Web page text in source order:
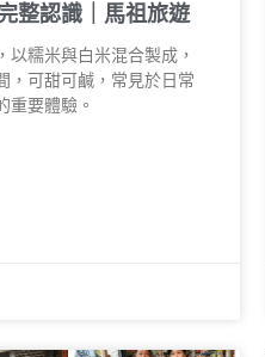
整認識｜馬祖旅遊
以糯米與白米混合製成，
，可甜可鹹，常見於日常
重要體驗。